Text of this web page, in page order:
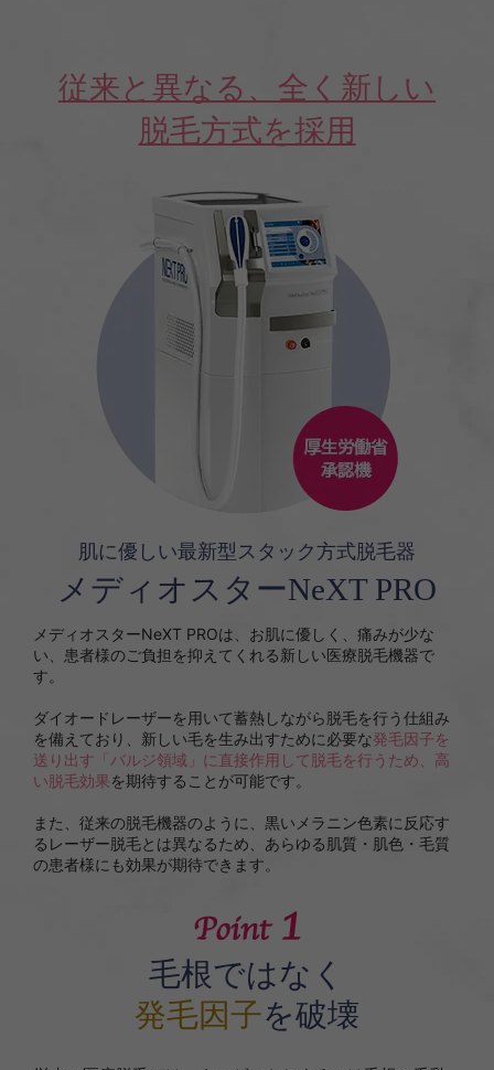
従来と異なる、全く新しい
脱毛方式を採用
肌に優しい最新型スタック方式脱毛器
メディオスターNeXT PRO
メディオスターNeXT PROは、お肌に優しく、痛みが少な
い、患者様のご負担を抑えてくれる新しい医療脱毛機器で
す。
ダイオードレーザーを用いて蓄熱しながら脱毛を行う仕組み
を備えており、新しい毛を生み出すために必要な発毛因子を
送り出す「バルジ領域」に直接作用して脱毛を行うため、高
い脱毛効果 を期待することが可能です。
また、従来の脱毛機器のように、黒いメラニン色素に反応す
るレーザー脱毛とは異なるため、あらゆる肌質・肌色・毛質
の患者様にも効果が期待できます。
毛根ではなく
発毛因子を破壊